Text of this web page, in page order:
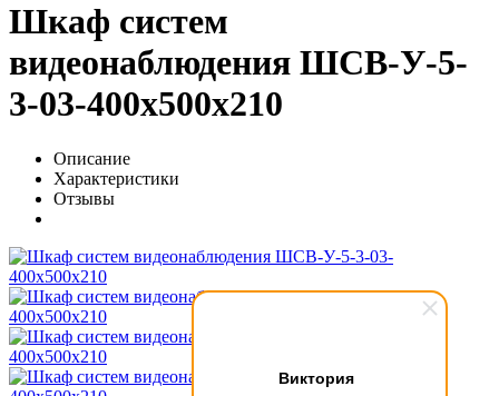
Виктория
Шкаф систем
видеонаблюдения ШСВ-У-5-
3-03-400х500х210
Описание
Характеристики
Отзывы